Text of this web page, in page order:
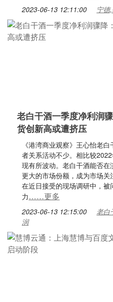
2023-06-13 12:11:00 宁德
老白干酒一季度净利润
货创新高或遭挤压
《港湾商业观察》王心怡老
者关系活动不少。相比较
现有所波动。老白干酒能否
更大的市场份额，成为市场
在近日接受的现场调研中，
力……更多
2023-06-13 12:15:00
老白
润